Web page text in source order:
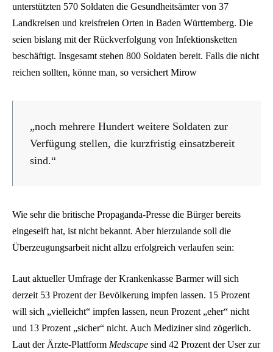
unterstützten 570 Soldaten die Gesundheitsämter von 37
Landkreisen und kreisfreien Orten in Baden Württemberg. Die
seien bislang mit der Rückverfolgung von Infektionsketten
beschäftigt. Insgesamt stehen 800 Soldaten bereit. Falls die nicht
reichen sollten, könne man, so versichert Mirow
„noch mehrere Hundert weitere Soldaten zur
Verfügung stellen, die kurzfristig einsatzbereit
sind.“
Wie sehr die britische Propaganda-Presse die Bürger bereits
eingeseift hat, ist nicht bekannt. Aber hierzulande soll die
Überzeugungsarbeit nicht allzu erfolgreich verlaufen sein:
Laut aktueller Umfrage der Krankenkasse Barmer will sich
derzeit 53 Prozent der Bevölkerung impfen lassen. 15 Prozent
will sich „vielleicht“ impfen lassen, neun Prozent „eher“ nicht
und 13 Prozent „sicher“ nicht. Auch Mediziner sind zögerlich.
Laut der Ärzte-Plattform Medscape sind 42 Prozent der User zur